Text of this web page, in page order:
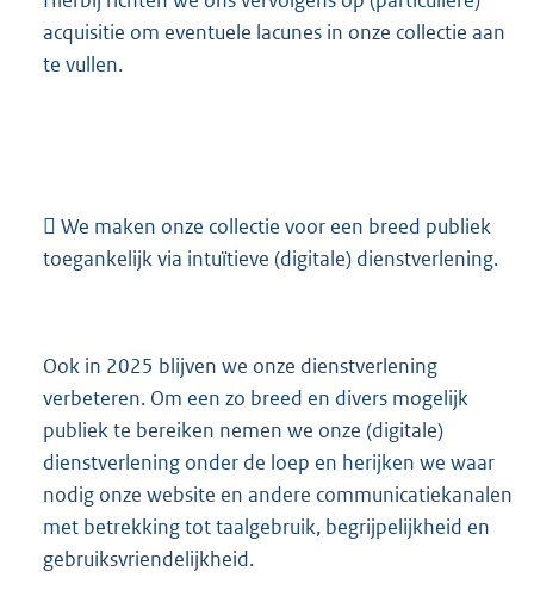
acquisitie om eventuele lacunes in onze collectie aan
te vullen.
 We maken onze collectie voor een breed publiek
toegankelijk via intuïtieve (digitale) dienstverlening.
Ook in 2025 blijven we onze dienstverlening
verbeteren. Om een zo breed en divers mogelijk
publiek te bereiken nemen we onze (digitale)
dienstverlening onder de loep en herijken we waar
nodig onze website en andere communicatiekanalen
met betrekking tot taalgebruik, begrijpelijkheid en
gebruiksvriendelijkheid.